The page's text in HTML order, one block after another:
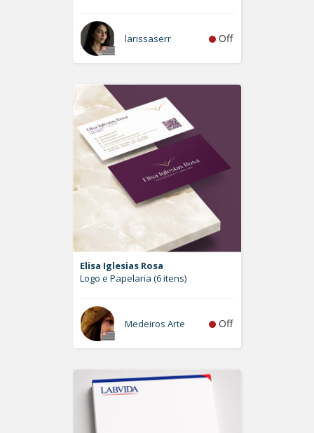
larissaserr Off
Elisa Iglesias Rosa
Logo e Papelaria (6 itens)
Medeiros Arte Off